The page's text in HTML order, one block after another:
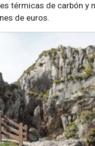
térmicas de carbón y
de euros.